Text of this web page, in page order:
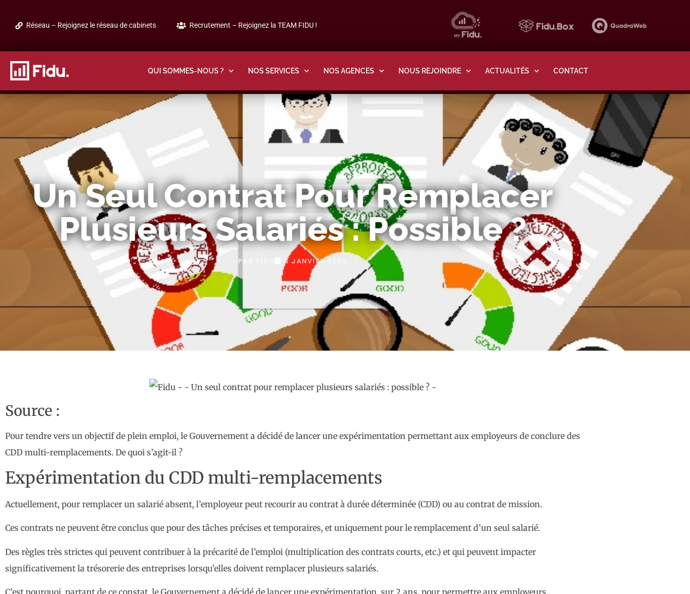
Réseau – Rejoignez le réseau de cabinets Recrutement – Rejoignez la TEAM FIDU !
QUI SOMMES-NOUS ? NOS SERVICES NOS AGENCES NOUS REJOINDRE ACTUALITÉS CONTACT
Un Seul Contrat Pour Remplacer
Plusieurs Salariés : Possible ?
PAR 6 JANVIER 2023
Source :
Pour tendre vers un objectif de plein emploi, le Gouvernement a décidé de lancer une expérimentation permettant aux employeurs de conclure des
CDD multi-remplacements. De quoi s’agit-il ?
Expérimentation du CDD multi-remplacements
Actuellement, pour remplacer un salarié absent, l’employeur peut recourir au contrat à durée déterminée (CDD) ou au contrat de mission.
Ces contrats ne peuvent être conclus que pour des tâches précises et temporaires, et uniquement pour le remplacement d’un seul salarié.
Des règles très strictes qui peuvent contribuer à la précarité de l’emploi (multiplication des contrats courts, etc.) et qui peuvent impacter
significativement la trésorerie des entreprises lorsqu’elles doivent remplacer plusieurs salariés.
C’est pourquoi, partant de ce constat, le Gouvernement a décidé de lancer une expérimentation, sur 2 ans, pour permettre aux employeurs